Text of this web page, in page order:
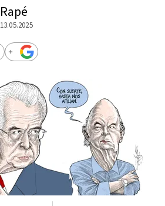
Rapé
13.05.2025